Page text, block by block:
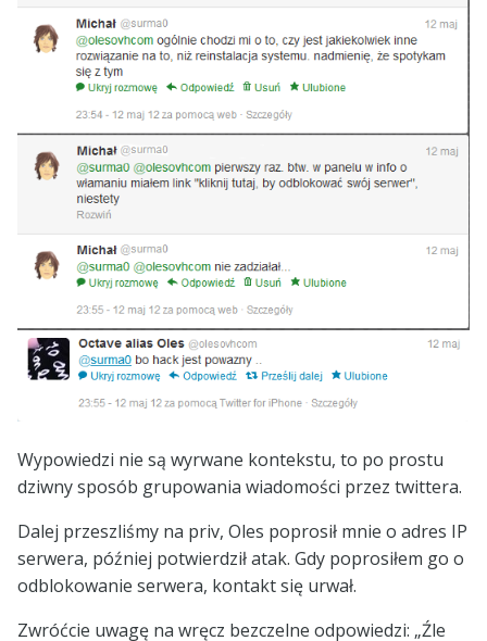
Wypowiedzi nie są wyrwane kontekstu, to po prostu
dziwny sposób grupowania wiadomości przez twittera.
Dalej przeszliśmy na priv, Oles poprosił mnie o adres IP
serwera, później potwierdził atak. Gdy poprosiłem go o
odblokowanie serwera, kontakt się urwał.
Zwróćcie uwagę na wręcz bezczelne odpowiedzi: „Źle